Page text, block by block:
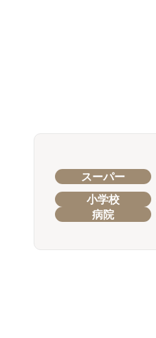
スーパー
小学校
病院